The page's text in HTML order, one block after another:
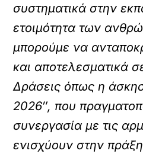
συστηματικά στην
ετοιμότητα των
μπορούμε να
και αποτελεσματικά
Δράσεις όπως η
2026″, που
συνεργασία με τις
ενισχύουν στην